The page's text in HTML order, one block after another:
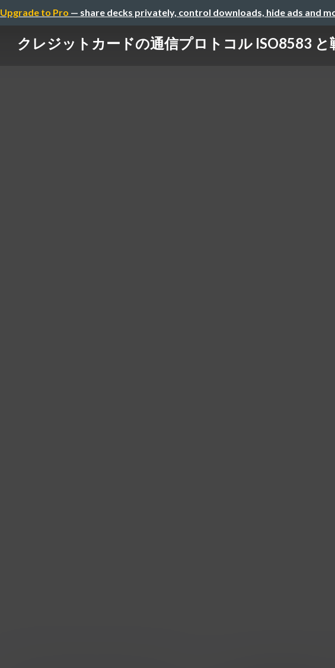
Upgrade to Pro — share decks privately, control downloads, hide ads and
クレジットカードの通信プロトコル ISO8583 と